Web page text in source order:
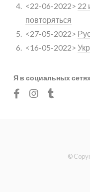
<22-06-2022> 22
повторяться
<27-05-2022>
<16-05-2022>
Я в социальных
©